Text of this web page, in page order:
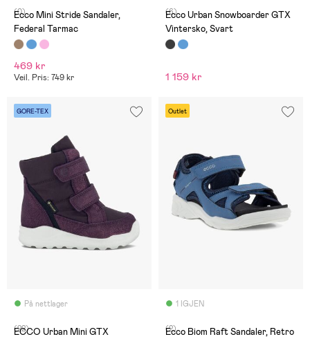
(0)
Ecco Mini Stride Sandaler,
Federal Tarmac
469 kr
Veil. Pris: 749 kr
(6)
Ecco Urban Snowboarder GTX
Vintersko, Svart
1 159 kr
GORE-TEX
På nettlager
(22)
ECCO Urban Mini GTX
Outlet
1 IGJEN
(2)
Ecco Biom Raft Sandaler, Retro